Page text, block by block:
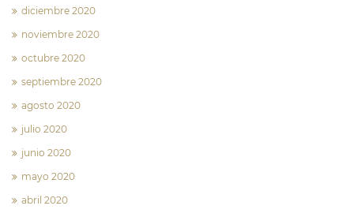
diciembre 2020
noviembre 2020
octubre 2020
septiembre 2020
agosto 2020
julio 2020
junio 2020
mayo 2020
abril 2020